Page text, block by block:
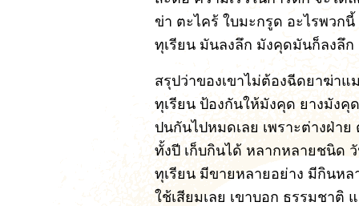
ข่า ตะไคร้ ใบมะกรูด อะไรพวก
ทุเรียน มันลงลึก มังคุดมันก็ลงลึก
สรุปว่าของเขาไม่ต้องฉีดยาฆ่าแ
ทุเรียน ป้องกันให้มังคุด ยางมังคุ
ปนกันไปหมดเลย เพราะต่างฝ่า
ทั้งปี เก็บกินได้ หลากหลายชนิด
ทุเรียน มีขายหลายอย่าง มีกินห
ใช้เสียมเลย เขาบอก ธรรมชาติ